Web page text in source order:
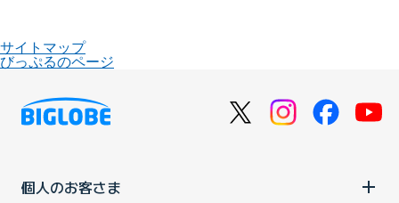
サイトマップ
びっぷるのページ
個人のお客さま